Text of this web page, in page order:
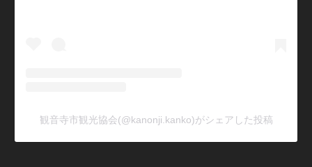
観音寺市観光協会(@kanonji.kanko)がシェアした投稿